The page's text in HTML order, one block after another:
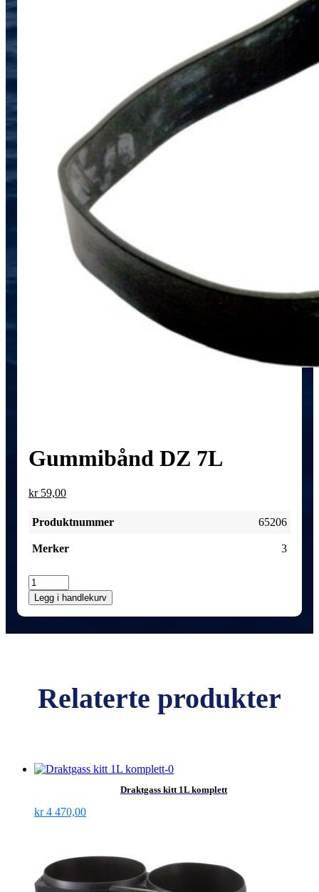
Gummibånd DZ 7L
kr59,00
Produktnummer 65206
Merker 3
Gummibånd
DZ
7L
antall
Legg i handlekurv
Relaterte produkter
Draktgass kitt 1L komplett
kr4 470,00